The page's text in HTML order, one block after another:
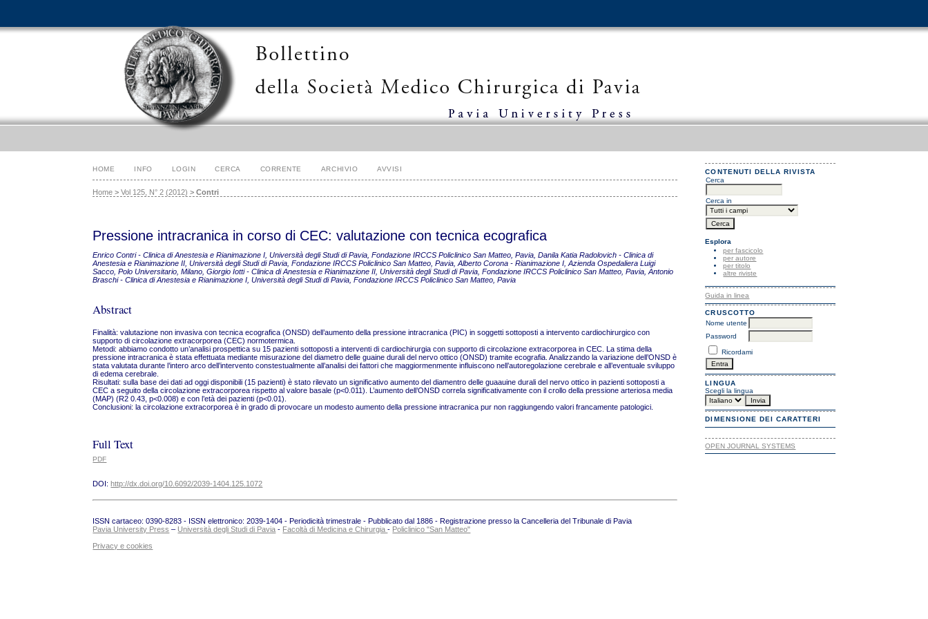
CONTENUTI DELLA RIVISTA
Cerca
Cerca in
Esplora
per fascicolo
per autore
per titolo
altre riviste
Guida in linea
CRUSCOTTO
Nome utente
Password
Ricordami
LINGUA
Scegli la lingua
DIMENSIONE DEI CARATTERI
OPEN JOURNAL SYSTEMS
HOME INFO LOGIN CERCA CORRENTE ARCHIVIO AVVISI
Home >Vol 125, N° 2 (2012) >Contri
Pressione intracranica in corso di CEC: valutazione con tecnica ecografica
Enrico Contri - Clinica di Anestesia e Rianimazione I, Università degli Studi di Pavia, Fondazione IRCCS Policlinico San Matteo, Pavia, Danila Katia Radolovich - Clinica di
Anestesia e Rianimazione II, Università degli Studi di Pavia, Fondazione IRCCS Policlinico San Matteo, Pavia, Alberto Corona - Rianimazione I, Azienda Ospedaliera Luigi
Sacco, Polo Universitario, Milano, Giorgio Iotti - Clinica di Anestesia e Rianimazione II, Università degli Studi di Pavia, Fondazione IRCCS Policlinico San Matteo, Pavia, Antonio
Braschi - Clinica di Anestesia e Rianimazione I, Università degli Studi di Pavia, Fondazione IRCCS Policlinico San Matteo, Pavia
Abstract
Finalità: valutazione non invasiva con tecnica ecografica (ONSD) dell’aumento della pressione intracranica (PIC) in soggetti sottoposti a intervento cardiochirurgico con
supporto di circolazione extracorporea (CEC) normotermica.
Metodi: abbiamo condotto un’analisi prospettica su 15 pazienti sottoposti a interventi di cardiochirurgia con supporto di circolazione extracorporea in CEC. La stima della
pressione intracranica è stata effettuata mediante misurazione del diametro delle guaine durali del nervo ottico (ONSD) tramite ecografia. Analizzando la variazione dell’ONSD è
stata valutata durante l’intero arco dell’intervento constestualmente all’analisi dei fattori che maggiormenmente influiscono nell’autoregolazione cerebrale e all’eventuale sviluppo
di edema cerebrale.
Risultati: sulla base dei dati ad oggi disponibili (15 pazienti) è stato rilevato un significativo aumento del diamentro delle guaauine durali del nervo ottico in pazienti sottoposti a
CEC a seguito della circolazione extracorporea rispetto al valore basale (p<0.011). L’aumento dell’ONSD correla significativamente con il crollo della pressione arteriosa media
(MAP) (R2 0.43, p<0.008) e con l’età dei pazienti (p<0.01).
Conclusioni: la circolazione extracorporea è in grado di provocare un modesto aumento della pressione intracranica pur non raggiungendo valori francamente patologici.
Full Text
PDF
DOI:http://dx.doi.org/10.6092/2039-1404.125.1072
ISSN cartaceo: 0390-8283 - ISSN elettronico: 2039-1404 - Periodicità trimestrale - Pubblicato dal 1886 - Registrazione presso la Cancelleria del Tribunale di Pavia
Pavia University Press – Università degli Studi di Pavia - Facoltà di Medicina e Chirurgia- Policlinico "San Matteo"
Privacy e cookies